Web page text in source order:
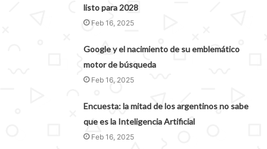
listo para 2028
Feb 16, 2025
Google y el nacimiento de su emblemático
motor de búsqueda
Feb 16, 2025
Encuesta: la mitad de los argentinos no sabe
que es la Inteligencia Artificial
Feb 16, 2025